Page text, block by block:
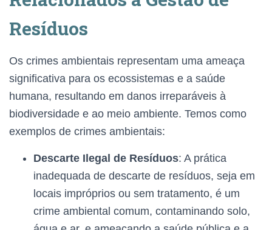
Resíduos
Os crimes ambientais representam uma ameaça
significativa para os ecossistemas e a saúde
humana, resultando em danos irreparáveis à
biodiversidade e ao meio ambiente. Temos como
exemplos de crimes ambientais:
Descarte Ilegal de Resíduos: A prática
inadequada de descarte de resíduos, seja em
locais impróprios ou sem tratamento, é um
crime ambiental comum, contaminando solo,